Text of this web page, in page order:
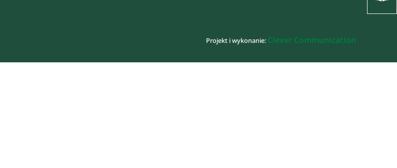
Projekt i wykonanie: Clever Communication